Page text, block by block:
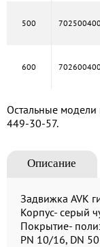
500
600
Остальные модели
449-30-57.
Описание
Задвижка AVK
Корпус- серый
Покрытие-
PN 10/16, DN